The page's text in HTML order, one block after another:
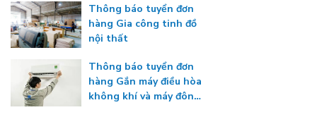
Thông báo tuyển đơn
hàng Gia công tinh đồ
nội thất
Thông báo tuyển đơn
hàng Gắn máy điều hòa
không khí và máy đông